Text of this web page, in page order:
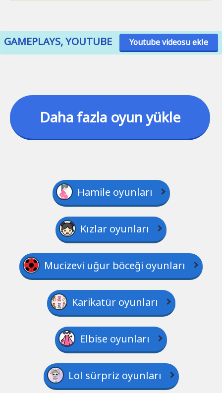
GAMEPLAYS, YOUTUBE Youtube videosu ekle
Daha fazla oyun yükle
Hamile oyunları
Kızlar oyunları
Mucizevi uğur böceği oyunları
Karikatür oyunları
Elbise oyunları
Lol sürpriz oyunları